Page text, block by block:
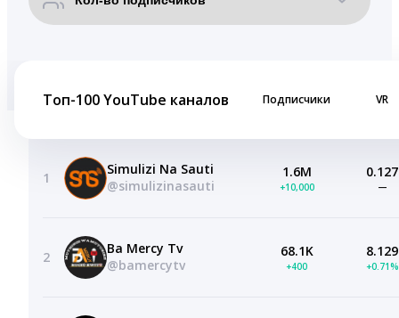
Топ-100 YouTube каналов Подписчики VR
1
Simulizi Na Sauti
@simulizinasauti
1.6M
+10,000
0.127
—
2
Ba Mercy Tv
@bamercytv
68.1K
+400
8.129
+0.71%